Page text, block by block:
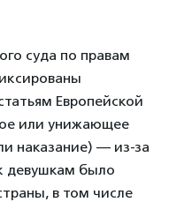
суда по правам
Европейской
или унижающее
наказание) — из-за
девушкам было
в том числе